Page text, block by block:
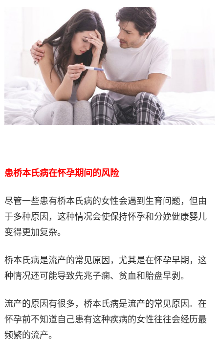
患桥本氏病在怀孕期间的风险
尽管一些患有桥本氏病的女性会遇到生育问题，但由
于多种原因，这种情况会使保持怀孕和分娩健康婴儿
变得更加复杂。
桥本氏病是流产的常见原因，尤其是在怀孕早期，这
种情况还可能导致先兆子痫、贫血和胎盘早剥。
流产的原因有很多，桥本氏病是流产的常见原因。在
怀孕前不知道自己患有这种疾病的女性往往会经历最
频繁的流产。